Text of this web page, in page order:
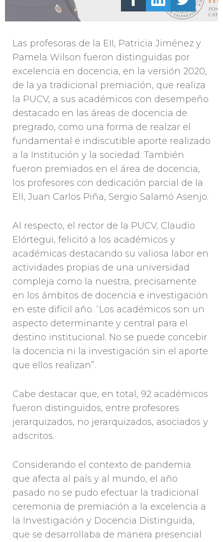
Las profesoras de la EII, Patricia Jiménez y
Pamela Wilson fueron distinguidas por
excelencia en docencia, en la versión 2020,
de la ya tradicional premiación, que realiza
la PUCV, a sus académicos con desempeño
destacado en las áreas de docencia de
pregrado, como una forma de realzar el
fundamental e indiscutible aporte realizado
a la Institución y la sociedad. También
fueron premiados en el área de docencia,
los profesores con dedicación parcial de la
EII, Juan Carlos Piña, Sergio Salamó Asenjo.
Al respecto, el rector de la PUCV, Claudio
Elórtegui, felicitó a los académicos y
académicas destacando su valiosa labor en
actividades propias de una universidad
compleja como la nuestra, precisamente
en los ámbitos de docencia e investigación
en este difícil año. “Los académicos son un
aspecto determinante y central para el
destino institucional. No se puede concebir
la docencia ni la investigación sin el aporte
que ellos realizan”.
Cabe destacar que, en total, 92 académicos
fueron distinguidos, entre profesores
jerarquizados, no jerarquizados, asociados y
adscritos.
Considerando el contexto de pandemia
que afecta al país y al mundo, el año
pasado no se pudo efectuar la tradicional
ceremonia de premiación a la excelencia a
la Investigación y Docencia Distinguida,
que se desarrollaba de manera presencial